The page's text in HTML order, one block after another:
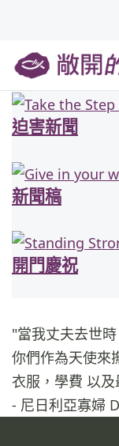
迫害新聞
新聞稿
開門慶祝
"當我丈夫去世
你們作為天使來
衣服，學費 以
- 尼日利亞寡婦